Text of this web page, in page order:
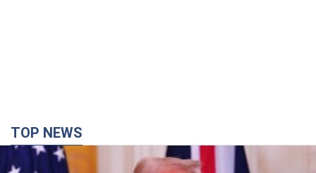
TOP NEWS